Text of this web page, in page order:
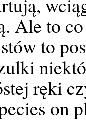
Ale to
to
ręki
on